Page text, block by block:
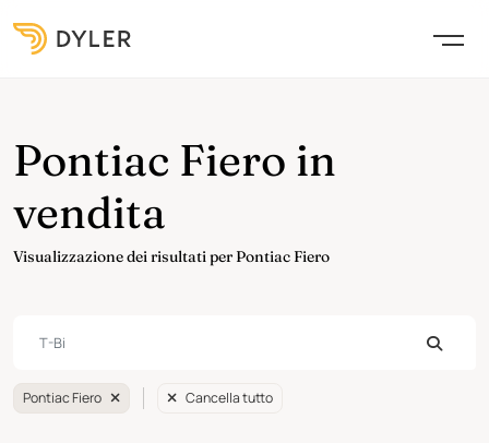
Pontiac Fiero in
vendita
Visualizzazione dei risultati per Pontiac Fiero
Pontiac Fiero Cancella tutto